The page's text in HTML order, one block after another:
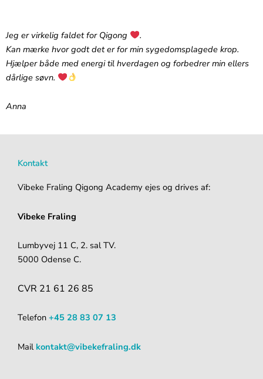
Jeg er virkelig faldet for Qigong
.‬
‪Kan mærke hvor godt det er for min sygedomsplagede krop.
Hjælper både med energi til hverdagen og forbedrer min ellers
dårlige søvn.
Anna
Kontakt
Vibeke Fraling Qigong Academy ejes og drives af:
Vibeke Fraling
Lumbyvej 11 C, 2. sal TV.
5000 Odense C.
CVR 21 61 26 85
Telefon +45 28 83 07 13
Mailkontakt@vibekefraling.dk